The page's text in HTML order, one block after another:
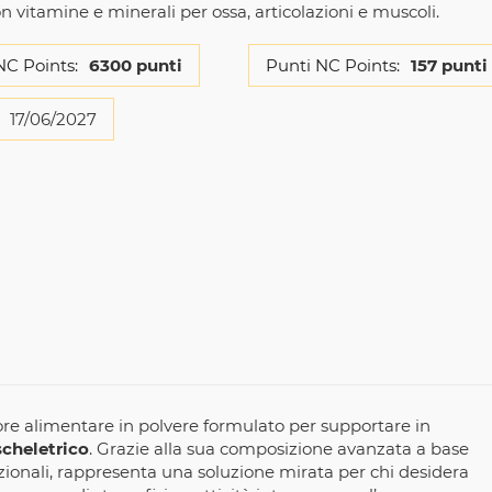
vitamine e minerali per ossa, articolazioni e muscoli.
Points: 6300 punti Punti NC Points: 157 punti
17/06/2027
alimentare in polvere formulato per supportare in
. Grazie alla sua composizione avanzata a base
rappresenta una soluzione mirata per chi desidera